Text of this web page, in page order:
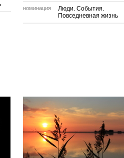
номинация
Люди. События.
Повседневная жизнь